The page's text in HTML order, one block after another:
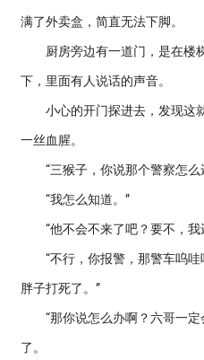
满了外卖盒，简直无法下脚。
厨房旁边有一道门，是在楼
下，里面有人说话的声音。
小心的开门探进去，发现这
一丝血腥。
“三猴子，你说那个警察怎么
“我怎么知道。”
“他不会不来了吧？要不，我
“不行，你报警，那警车呜哇
胖子打死了。”
“那你说怎么办啊？六哥一定
了。